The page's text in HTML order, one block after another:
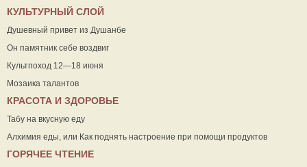
КУЛЬТУРНЫЙ СЛОЙ
Душевный привет из Душанбе
Он памятник себе воздвиг
Культпоход 12—18 июня
Мозаика талантов
КРАСОТА И ЗДОРОВЬЕ
Табу на вкусную еду
Алхимия еды, или Как поднять настроение при помощи продуктов
ГОРЯЧЕЕ ЧТЕНИЕ